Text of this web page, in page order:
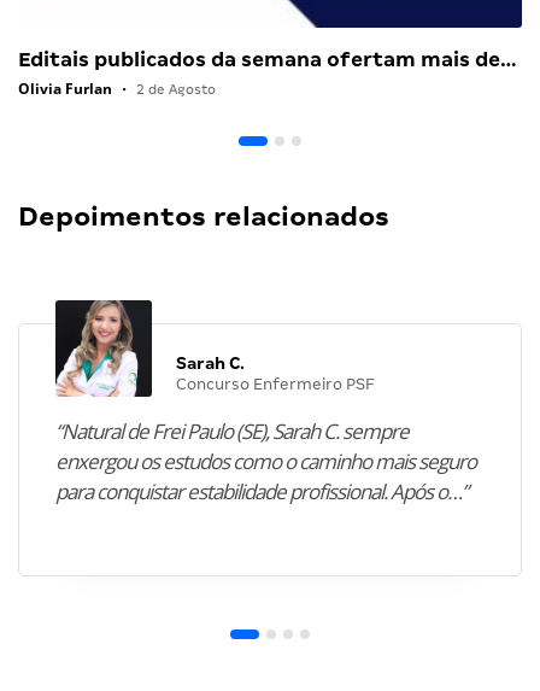
Editais publicados da semana ofertam mais de…
Olivia Furlan • 2 de Agosto
Depoimentos relacionados
Sarah C.
Concurso Enfermeiro PSF
“Natural de Frei Paulo (SE), Sarah C. sempre
enxergou os estudos como o caminho mais seguro
para conquistar estabilidade profissional. Após o…”